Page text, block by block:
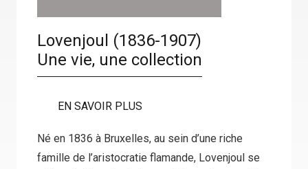
Lovenjoul (1836-1907)
Une vie, une collection
EN SAVOIR PLUS
Né en 1836 à Bruxelles, au sein d’une riche
famille de l’aristocratie flamande, Lovenjoul se